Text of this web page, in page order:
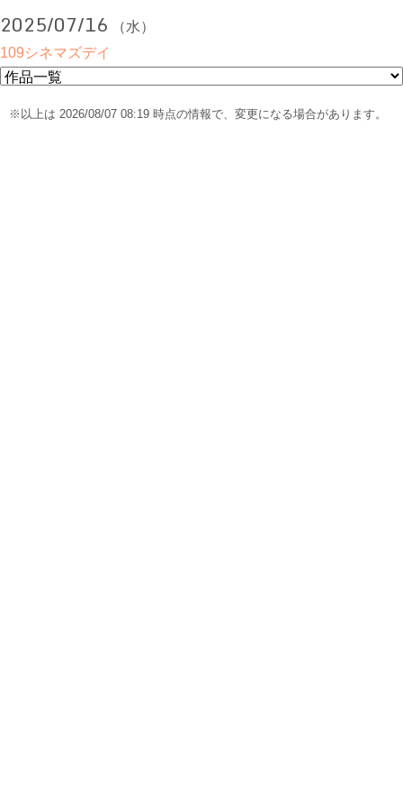
2025/07/16 （水）
109シネマズデイ
※以上は 2026/08/07 08:19 時点の情報で、変更になる場合があります。